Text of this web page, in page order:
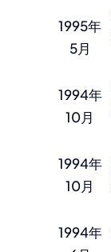
1995年
5月
1994年
10月
1994年
10月
1994年